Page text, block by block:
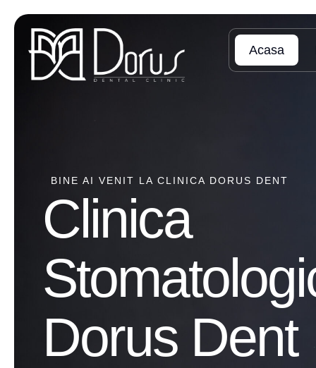
Acasa
BINE AI VENIT LA CLINICA DORUS DENT
Clinica
Dorus Dent